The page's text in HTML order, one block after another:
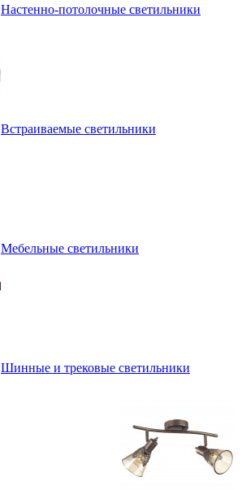
Настенно-потолочные светильники
Встраиваемые светильники
Мебельные светильники
Шинные и трековые светильники